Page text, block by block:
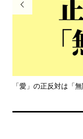

「愛」の正反対は「無